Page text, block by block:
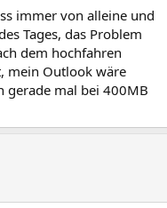
immer von alleine und
Tages, das Problem
dem hochfahren
mein Outlook wäre
gerade mal bei 400MB